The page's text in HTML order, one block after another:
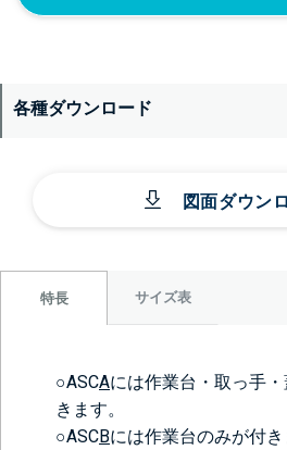
各種ダウンロード
図面ダウン
特長 サイズ表
○ASCAには作業台・取っ手
きます。
○ASCBには作業台のみが付き